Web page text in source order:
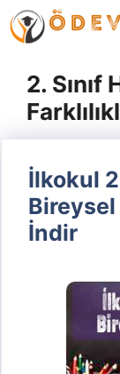
İçeriğe
atla
2.
İlkokul
Bireysel
İndir